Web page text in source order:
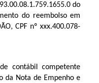
do
do reembolso em
CPF nº xxx.400.078-
contábil competente
da Nota de Empenho e